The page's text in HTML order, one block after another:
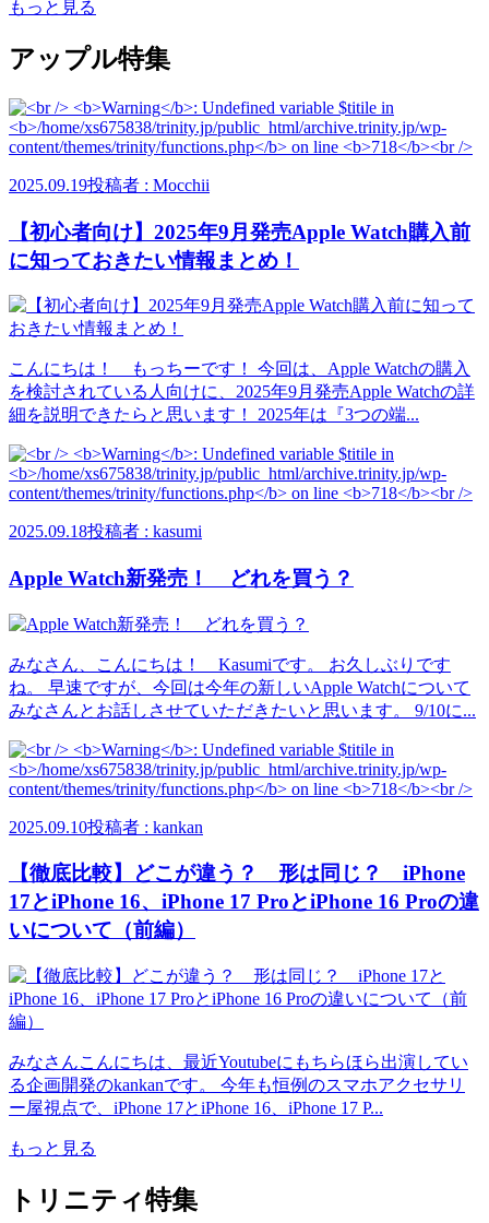
もっと見る
アップル特集
2025.09.19投稿者 : Mocchii
【初心者向け】2025年9月発売Apple Watch購入前
に知っておきたい情報まとめ！
こんにちは！ もっちーです！ 今回は、Apple Watchの購入
を検討されている人向けに、2025年9月発売Apple Watchの詳
細を説明できたらと思います！ 2025年は『3つの端...
2025.09.18投稿者 : kasumi
Apple Watch新発売！ どれを買う？
みなさん、こんにちは！ Kasumiです。 お久しぶりです
ね。 早速ですが、今回は今年の新しいApple Watchについて
みなさんとお話しさせていただきたいと思います。 9/10に...
2025.09.10投稿者 : kankan
【徹底比較】どこが違う？ 形は同じ？ iPhone
17とiPhone 16、iPhone 17 ProとiPhone 16 Proの違
いについて（前編）
みなさんこんにちは、最近Youtubeにもちらほら出演してい
る企画開発のkankanです。 今年も恒例のスマホアクセサリ
ー屋視点で、iPhone 17とiPhone 16、iPhone 17 P...
もっと見る
トリニティ特集